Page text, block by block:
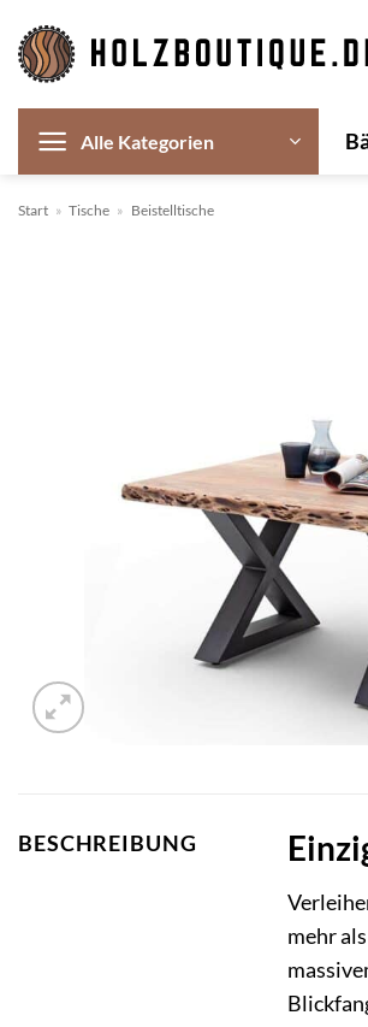
Inhalt
springen
Alle Kategorien
Start » Tische » Beistelltische
BESCHREIBUNG
mehr